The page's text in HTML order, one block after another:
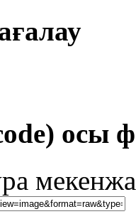
осы